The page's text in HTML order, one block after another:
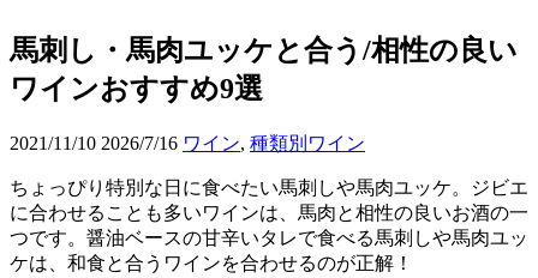
馬刺し・馬肉ユッケと合う/相性の良い
ワインおすすめ9選
2021/11/10 2026/7/16 ワイン, 種類別ワイン
ちょっぴり特別な日に食べたい馬刺しや馬肉ユッケ。ジビエ
に合わせることも多いワインは、馬肉と相性の良いお酒の一
つです。醤油ベースの甘辛いタレで食べる馬刺しや馬肉ユッ
ケは、和食と合うワインを合わせるのが正解！